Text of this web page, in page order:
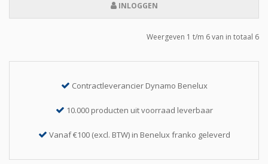
INLOGGEN
Weergeven 1 t/m 6 van in totaal 6
Contractleverancier Dynamo Benelux
10.000 producten uit voorraad leverbaar
Vanaf €100 (excl. BTW) in Benelux franko geleverd